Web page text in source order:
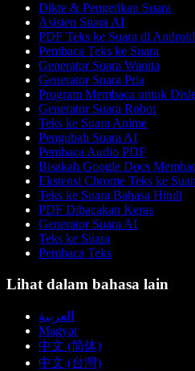
Dikte & Pengetikan Suara
Asisten Suara AI
PDF Teks ke Suara di Android
Pembaca Teks ke Suara
Generator Suara Wanita
Generator Suara Pria
Program Membaca untuk
Generator Suara Robot
Teks ke Suara Anime
Pengubah Suara AI
Pembaca Audio PDF
Bisakah Google Docs
Ekstensi Chrome Teks ke
Teks ke Suara Bahasa Hindi
PDF Dibacakan Keras
Generator Suara AI
Teks ke Suara
Pembaca Teks
Lihat dalam bahasa lain
العربية
Magyar
中文 (简体)
中文 (台灣)